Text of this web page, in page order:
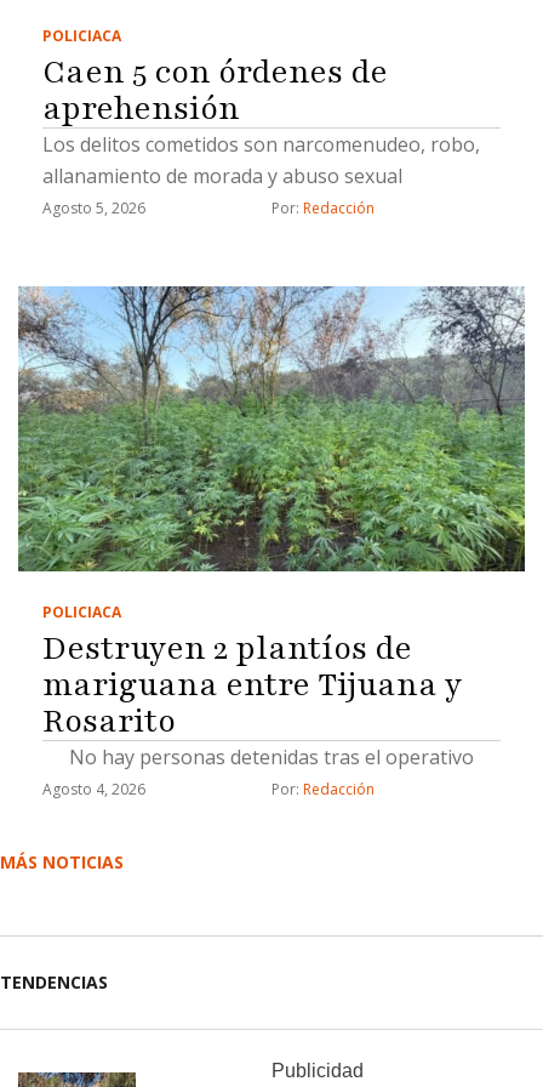
POLICIACA
Caen 5 con órdenes de
aprehensión
Los delitos cometidos son narcomenudeo, robo,
allanamiento de morada y abuso sexual
Agosto 5, 2026 Por: Redacción
POLICIACA
Destruyen 2 plantíos de
mariguana entre Tijuana y
Rosarito
No hay personas detenidas tras el operativo
Agosto 4, 2026 Por: Redacción
MÁS NOTICIAS
TENDENCIAS
Publicidad